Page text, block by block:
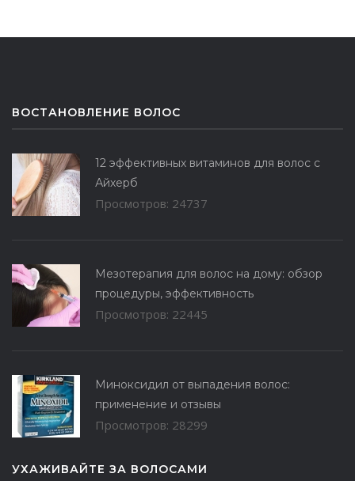
ВОСТАНОВЛЕНИЕ ВОЛОС
12 эффективных витаминов для волос с
Айхерб
Просмотров: 24737
Мезотерапия для волос на дому: обзор
процедуры, эффективность
Просмотров: 22445
Миноксидил от выпадения волос:
применение и отзывы
Просмотров: 28299
УХАЖИВАЙТЕ ЗА ВОЛОСАМИ